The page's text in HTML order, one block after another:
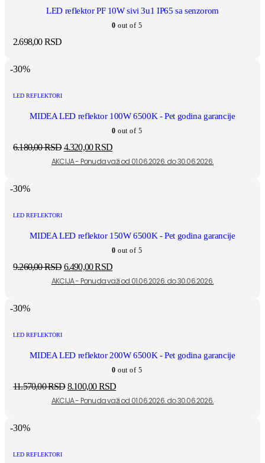
LED reflektor PF 10W sivi 3u1 IP65 sa senzorom
0 out of 5
2.698,00RSD
-30%
LED REFLEKTORI
MIDEA LED reflektor 100W 6500K - Pet godina garancije
0 out of 5
6.180,00RSD 4.320,00RSD
-30%
LED REFLEKTORI
MIDEA LED reflektor 150W 6500K - Pet godina garancije
0 out of 5
9.260,00RSD 6.490,00RSD
-30%
LED REFLEKTORI
MIDEA LED reflektor 200W 6500K - Pet godina garancije
0 out of 5
11.570,00RSD8.100,00RSD
-30%
LED REFLEKTORI